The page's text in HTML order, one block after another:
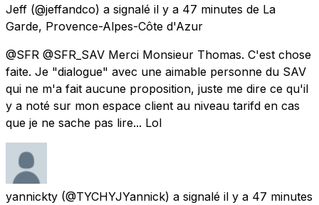
Jeff (@jeffandco) a signalé il y a 47 minutes de La
Garde, Provence-Alpes-Côte d'Azur
@SFR @SFR_SAV Merci Monsieur Thomas. C'est chose
faite. Je "dialogue" avec une aimable personne du SAV
qui ne m'a fait aucune proposition, juste me dire ce qu'il
y a noté sur mon espace client au niveau tarifd en cas
que je ne sache pas lire... Lol
yannickty (@TYCHYJYannick) a signalé il y a 47 minutes